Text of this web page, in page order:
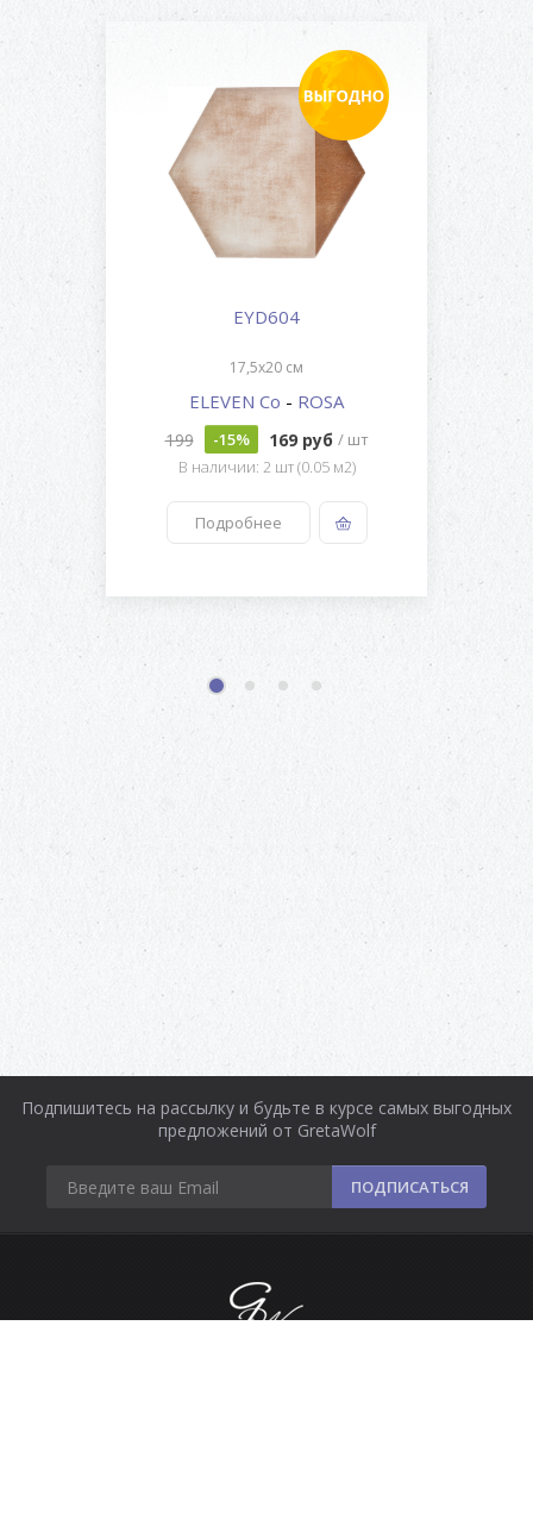
EYD604
17,5x20 см
ELEVEN Co - ROSA
199 -15% 169 руб / шт
В наличии: 2 шт (0.05 м2)
Подробнее
1 2 3 4
Подпишитесь на рассылку и будьте в курсе самых выгодных
предложений от GretaWolf
ПОДПИСАТЬСЯ